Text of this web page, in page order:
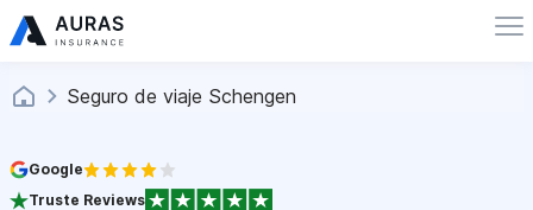
Seguro de viaje Schengen
Google
Truste Reviews